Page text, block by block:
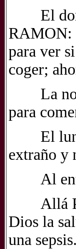
El
RAMON:
para ver
coger;
La
para
El lunes
extraño y
Al
Allá
Dios la
una sepsis.